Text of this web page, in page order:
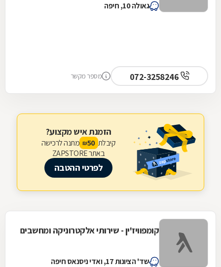
גאולה 10, חיפה
מספר מקשר
הזמנת איש מקצוע?
קיבלת 50
₪ מתנה לרכישה
באתר ZAPSTORE
לפרטי ההטבה
קומפוויז'ין - שירותי אלקטרוניקה ומחשבים
שד' הציונות 17, ואדי ניסנאס חיפה